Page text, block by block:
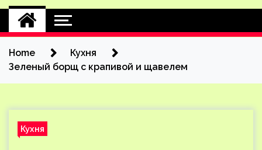
Home
Кухня
Зеленый борщ с крапивой и щавелем
Кухня